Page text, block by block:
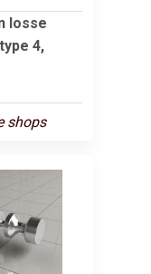
losse
4,
shops